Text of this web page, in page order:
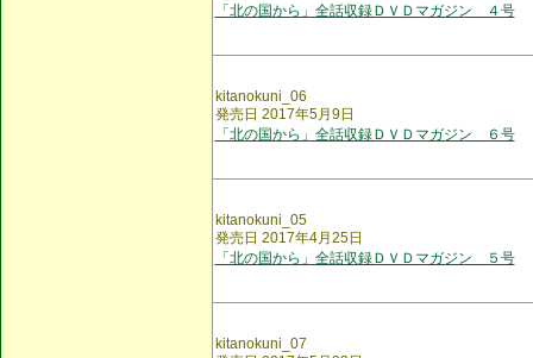
「北の国から」全話収録ＤＶＤマガジン ４号
kitanokuni_06
発売日 2017年5月9日
「北の国から」全話収録ＤＶＤマガジン ６号
kitanokuni_05
発売日 2017年4月25日
「北の国から」全話収録ＤＶＤマガジン ５号
kitanokuni_07